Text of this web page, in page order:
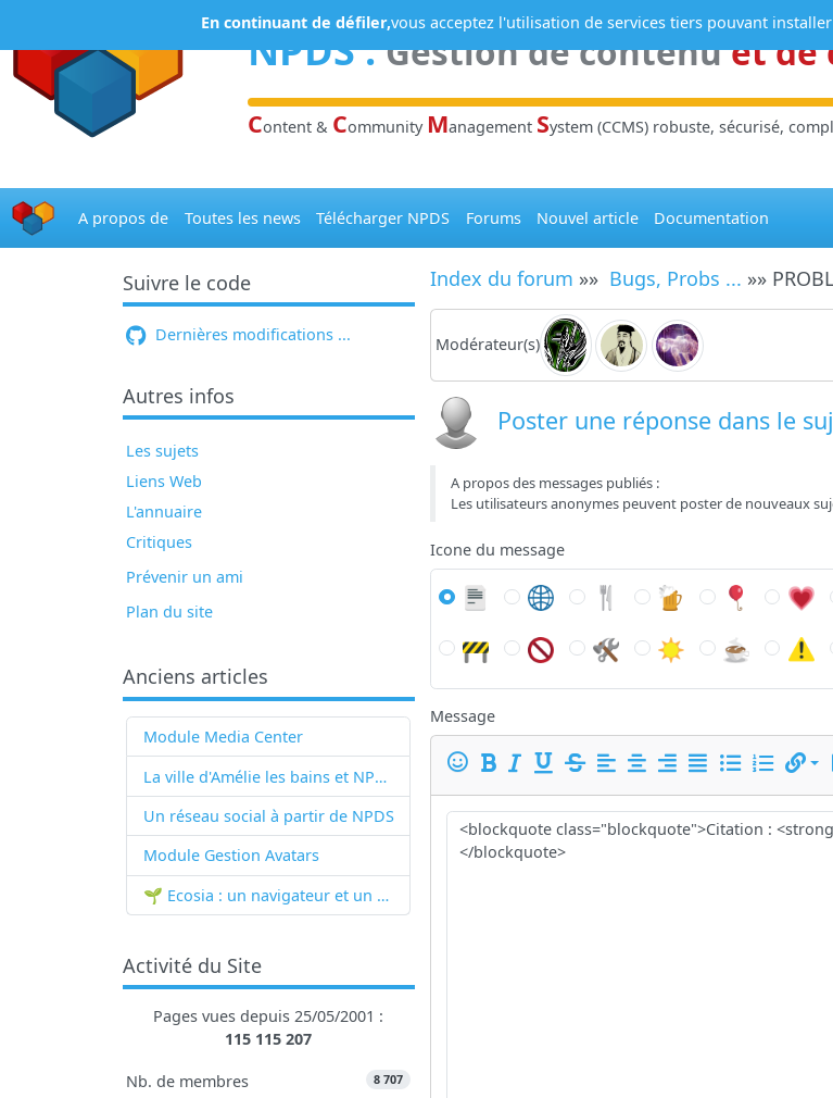
NPDS:Gestion de contenuet de
Content & Community Management System (CCMS) robuste, sécurisé,
A propos de Toutes les news Télécharger NPDS Forums Nouvel article Documentation
Suivre le code
Dernières modifications ...
Autres infos
Les sujets
Liens Web
L'annuaire
Critiques
Prévenir un ami
Plan du site
Anciens articles
Module Media Center
La ville d'Amélie les bains et NPDS
Un réseau social à partir de NPDS
Module Gestion Avatars
🌱 Ecosia : un navigateur et un moteur de recherche qui plantent des arbres !...
Activité du Site
Pages vues depuis 25/05/2001 :
115 115 207
Nb. de membres 8 707
Index du forum »» Bugs, Probs ... »»
Modérateur(s)
Poster une réponse dans le
A propos des messages publiés :
Les utilisateurs anonymes peuvent poster de nouveaux
Icone du message
Message
En continuant de défiler,vous acceptez l'utilisation de services tiers pouvant